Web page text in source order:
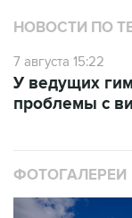
7 августа 15:22
проблемы с